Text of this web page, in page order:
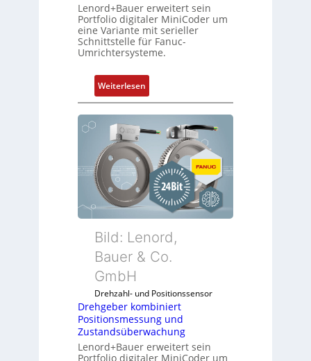
Lenord+Bauer erweitert sein
Portfolio digitaler MiniCoder um
eine Variante mit serieller
Schnittstelle für Fanuc-
Umrichtersysteme.
Weiterlesen:
D
r
e
g
e
b
e
r
o
m
n
i
e
r
Bild: Lenord,
Bauer & Co.
GmbH
Drehzahl- und Positionssensor
Drehgeber kombiniert
Positionsmessung und
Zustandsüberwachung
Lenord+Bauer erweitert sein
Portfolio digitaler MiniCoder um